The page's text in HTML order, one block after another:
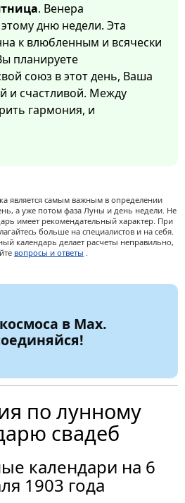
. Венера
дню недели. Эта
к влюбленным и всячески
планируете
союз в этот день, Ваша
и счастливой. Между
гармония, и
является самым важным в определении
а уже потом фаза Луны и день недели. Не
имеет рекомендательный характер. При
больше на специалистов и на себя.
календарь делает расчеты неправильно,
вопросы и ответы .
в Max.
по лунному
свадеб
календари на 6
1903 года